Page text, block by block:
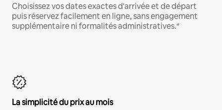
Choisissez vos dates exactes d'arrivée et de départ
puis réservez facilement en ligne, sans engagement
supplémentaire ni formalités administratives.*
La simplicité du prix au mois